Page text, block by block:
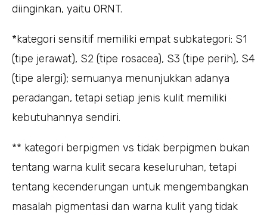
diinginkan, yaitu ORNT.
*kategori sensitif memiliki empat subkategori: S1
(tipe jerawat), S2 (tipe rosacea), S3 (tipe perih), S4
(tipe alergi); semuanya menunjukkan adanya
peradangan, tetapi setiap jenis kulit memiliki
kebutuhannya sendiri.
** kategori berpigmen vs tidak berpigmen bukan
tentang warna kulit secara keseluruhan, tetapi
tentang kecenderungan untuk mengembangkan
masalah pigmentasi dan warna kulit yang tidak